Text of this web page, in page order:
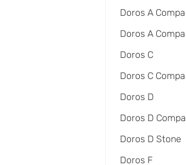
Doros A
Doros A
Doros C
Doros C
Doros D
Doros D
Doros D Stone
Doros F